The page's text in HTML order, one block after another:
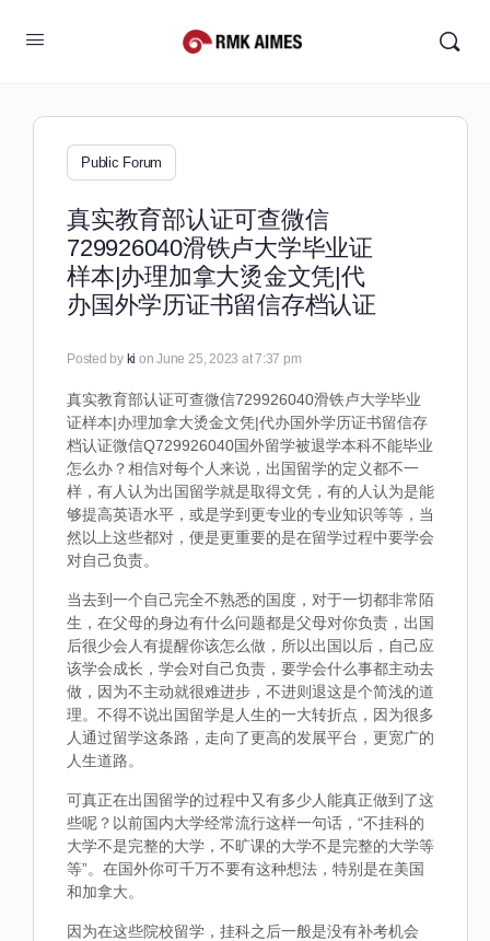
Public Forum
真实教育部认证可查微信
729926040滑铁卢大学毕业证
样本|办理加拿大烫金文凭|代
办国外学历证书留信存档认证
Posted by ki on June 25, 2023 at 7:37 pm
真实教育部认证可查微信729926040滑铁卢大学毕业
证样本|办理加拿大烫金文凭|代办国外学历证书留信存
档认证微信Q729926040国外留学被退学本科不能毕业
怎么办？相信对每个人来说，出国留学的定义都不一
样，有人认为出国留学就是取得文凭，有的人认为是能
够提高英语水平，或是学到更专业的专业知识等等，当
然以上这些都对，便是更重要的是在留学过程中要学会
对自己负责。
当去到一个自己完全不熟悉的国度，对于一切都非常陌
生，在父母的身边有什么问题都是父母对你负责，出国
后很少会人有提醒你该怎么做，所以出国以后，自己应
该学会成长，学会对自己负责，要学会什么事都主动去
做，因为不主动就很难进步，不进则退这是个简浅的道
理。不得不说出国留学是人生的一大转折点，因为很多
人通过留学这条路，走向了更高的发展平台，更宽广的
人生道路。
可真正在出国留学的过程中又有多少人能真正做到了这
些呢？以前国内大学经常流行这样一句话，“不挂科的
大学不是完整的大学，不旷课的大学不是完整的大学等
等”。在国外你可千万不要有这种想法，特别是在美国
和加拿大。
因为在这些院校留学，挂科之后一般是没有补考机会